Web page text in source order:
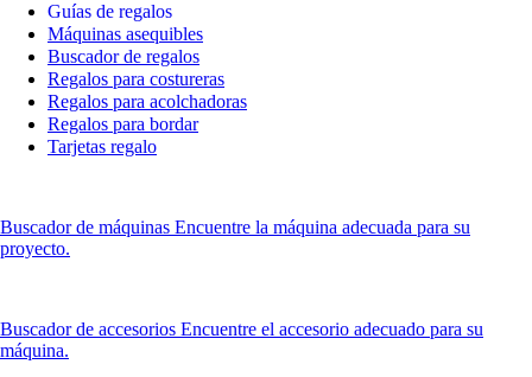
Guías de regalos
Máquinas asequibles
Buscador de regalos
Regalos para costureras
Regalos para acolchadoras
Regalos para bordar
Tarjetas regalo
Buscador de máquinas Encuentre la máquina adecuada para su
proyecto.
Buscador de accesorios Encuentre el accesorio adecuado para su
máquina.